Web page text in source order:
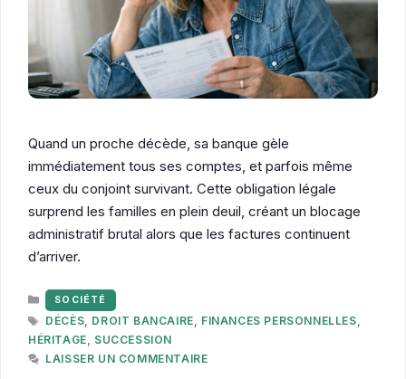
Quand un proche décède, sa banque gèle
immédiatement tous ses comptes, et parfois même
ceux du conjoint survivant. Cette obligation légale
surprend les familles en plein deuil, créant un blocage
administratif brutal alors que les factures continuent
d’arriver.
CATÉGORIES
SOCIÉTÉ
ÉTIQUETTES
DÉCÈS, DROIT BANCAIRE, FINANCES PERSONNELLES,
HÉRITAGE, SUCCESSION
LAISSER UN COMMENTAIRE